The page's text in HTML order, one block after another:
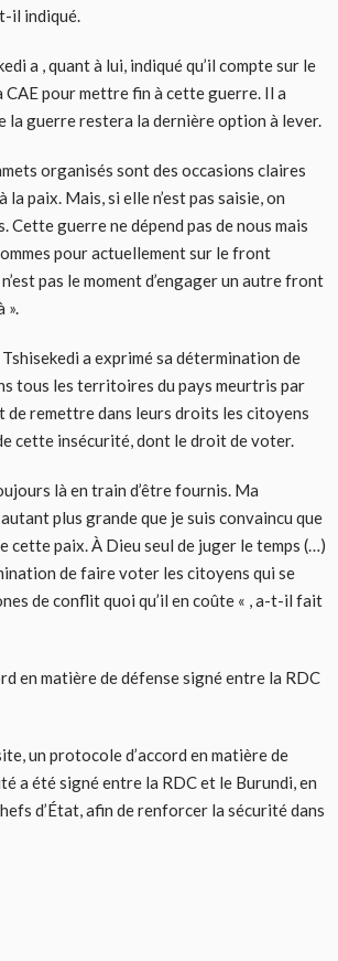
il indiqué.
a , quant à lui, indiqué qu’il compte sur le
CAE pour mettre fin à cette guerre. Il a
la guerre restera la dernière option à lever.
organisés sont des occasions claires
la paix. Mais, si elle n’est pas saisie, on
Cette guerre ne dépend pas de nous mais
pour actuellement sur le front
pas le moment d’engager un autre front
».
a exprimé sa détermination de
tous les territoires du pays meurtris par
de remettre dans leurs droits les citoyens
cette insécurité, dont le droit de voter.
là en train d’être fournis. Ma
plus grande que je suis convaincu que
cette paix. À Dieu seul de juger le temps (…)
de faire voter les citoyens qui se
de conflit quoi qu’il en coûte « , a-t-il fait
en matière de défense signé entre la RDC
un protocole d’accord en matière de
a été signé entre la RDC et le Burundi, en
d’État, afin de renforcer la sécurité dans